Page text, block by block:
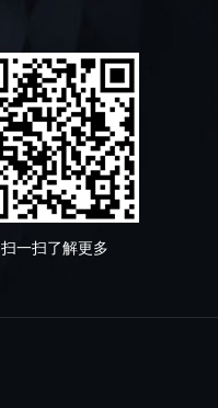
扫一扫了解更多